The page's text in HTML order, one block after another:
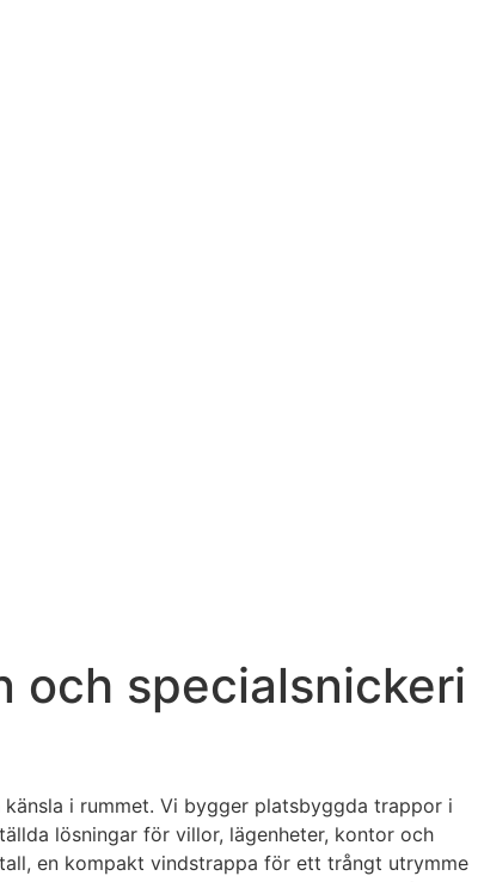
och specialsnickeri
i rummet. Vi bygger platsbyggda trappor i
lösningar för villor, lägenheter, kontor och
en kompakt vindstrappa för ett trångt utrymme